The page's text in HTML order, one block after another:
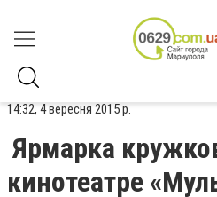
14:32, 4 вересня 2015 р.
Ярмарка
кинотеатре